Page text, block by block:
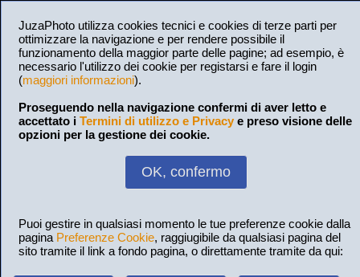
JuzaPhoto utilizza cookies tecnici e cookies di terze parti per
ottimizzare la navigazione e per rendere possibile il
funzionamento della maggior parte delle pagine; ad esempio, è
necessario l'utilizzo dei cookie per registarsi e fare il login
(maggiori informazioni).
Proseguendo nella navigazione confermi di aver letto e
accettato i Termini di utilizzo e Privacy e preso visione delle
opzioni per la gestione dei cookie.
OK, confermo
Puoi gestire in qualsiasi momento le tue preferenze cookie dalla
pagina Preferenze Cookie, raggiugibile da qualsiasi pagina del
sito tramite il link a fondo pagina, o direttamente tramite da qui: